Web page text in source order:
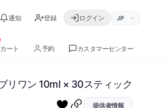
용자 빠른 실행
通知 登録 ログイン 언어 선택
구니 및 마이페이지
カート 予約 カスタマーセンター
リワン 10ml × 30スティック
提供者情報